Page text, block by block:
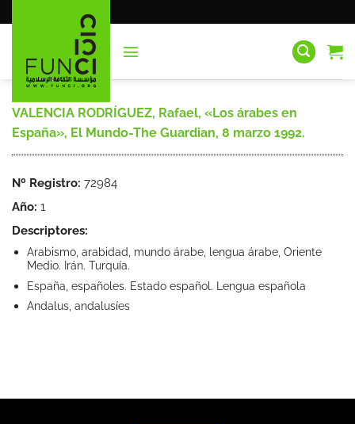
al
VALENCIA RODRÍGUEZ, Rafael, «Los árabes en
España», El Mundo-The Guardian, 8 marzo 1992.
Nº Registro: 72984
Año: 1
Descriptores:
Arabismo, arabidad, mundo árabe, lengua árabe, Oriente
Medio. Irán. Turquía.
España, españoles. Estado español. Lengua española
Andalus, andalusíes